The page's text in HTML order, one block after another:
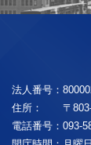
法人番号：
住所：
〒
電話番号： 093-